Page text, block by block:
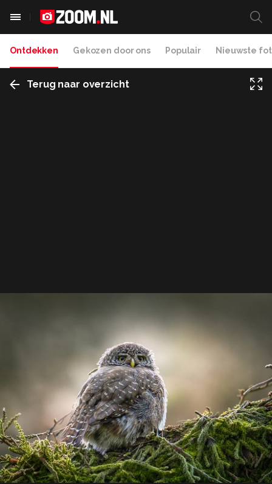
Ontdekken Gekozen door ons Populair Nieuwste
Terug naar overzicht